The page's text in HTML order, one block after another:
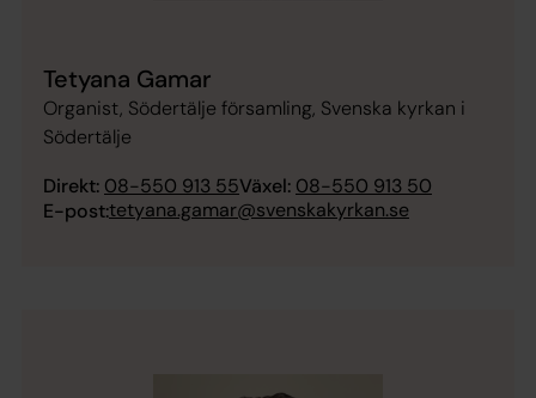
Tetyana Gamar
Organist, Södertälje församling, Svenska kyrkan i
Södertälje
Direkt: 08-550 913 55Växel: 08-550 913 50
E-post:tetyana.gamar@svenskakyrkan.se